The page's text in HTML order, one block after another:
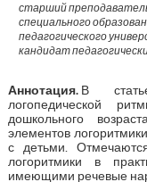
старший
специального
педагогического
кандидат
Аннотация. В
логопедической
дошкольного
элементов
с детьми.
логоритмики в
имеющими речевые